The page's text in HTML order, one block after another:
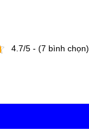
4.7/5 - (7 bình chọn)